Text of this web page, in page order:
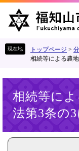
す
し
トップページ >
相続等による農
相続等に
法第3条の3